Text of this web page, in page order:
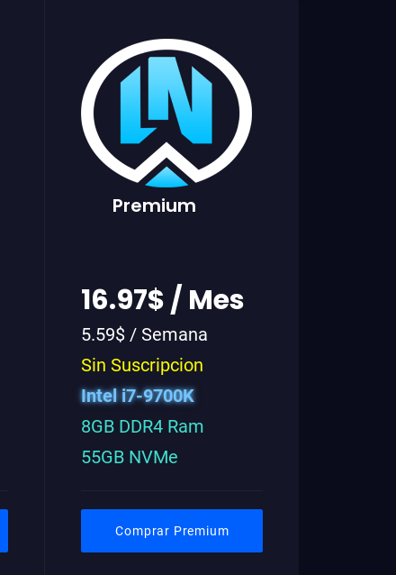
Premium
16.97$ / Mes
5.59$ / Semana
Sin Suscripcion
Intel i7-9700K
8GB DDR4 Ram
55GB NVMe
Comprar Premium